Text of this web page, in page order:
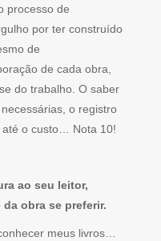
processo de
por ter construído
de
de cada obra,
do trabalho. O saber
o registro
até o custo… Nota 10!
ao seu leitor,
obra se preferir.
meus livros…